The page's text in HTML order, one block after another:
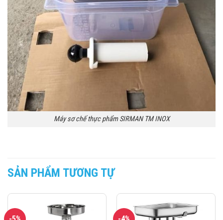
Máy sơ chế thực phẩm SIRMAN TM INOX
SẢN PHẨM TƯƠNG TỰ